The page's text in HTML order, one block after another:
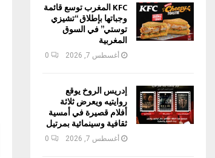
KFC المغرب توسع قائمة
وجباتها بإطلاق “تشيزي
توستي” في السوق
المغربية
أغسطس 7, 2026 0
إدريس الروخ يوقع
روايتيه ويعرض ثلاثة
أفلام قصيرة في أمسية
ثقافية وسينمائية بمرتيل
أغسطس 7, 2026 0